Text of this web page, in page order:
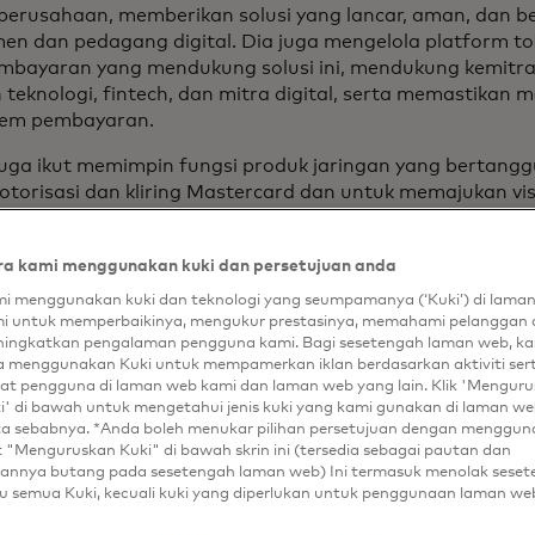
memberikan solusi yang lancar, aman, dan
dan pedagang digital. Dia juga mengelola platform
yang mendukung solusi ini, mendukung
teknologi, fintech, dan mitra digital, serta memastikan
pembayaran.
ikut memimpin fungsi produk jaringan yang
dan kliring Mastercard dan untuk memajukan
kedekatan pembayaran kartu.
masa jabatannya di Mastercard, Pablo telah
termasuk Click to Pay, Mastercard Send, solusi
kredensi dan saluran digital. Sebelum peran global
regional di kantor pusat Mastercard Eropa.
bergabung dengan Mastercard pada tahun 2005,
& Co., memimpin keterlibatan konsultasi strategis di
fokus kemudian pada pembayaran dan perbankan.
Company dalam peran manajemen keuangan di
perusahaan mereka di Brasil.
kami menggunakan kuki dan persetujuan anda
menggunakan kuki dan teknologi yang seumpamanya (‘Kuki’) di
untuk memperbaikinya, mengukur prestasinya, memahami pelanggan
pengalaman pengguna kami. Bagi sesetengah laman web,
menggunakan Kuki untuk mempamerkan iklan berdasarkan aktiviti
pengguna di laman web kami dan laman web yang lain. Klik
di bawah untuk mengetahui jenis kuki yang kami gunakan di laman
sebabnya. *Anda boleh menukar pilihan persetujuan dengan
"Menguruskan Kuki" di bawah skrin ini (tersedia sebagai pautan dan
butang pada sesetengah laman web) Ini termasuk menolak
semua Kuki, kecuali kuki yang diperlukan untuk penggunaan laman